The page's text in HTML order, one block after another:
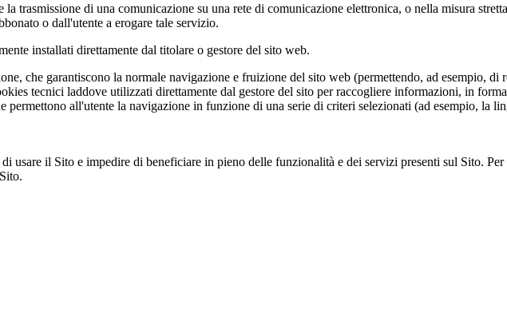
trasmissione di una comunicazione su una rete di comunicazione elettronica, o nella misura
o dall'utente a erogare tale servizio.
installati direttamente dal titolare o gestore del sito web.
che garantiscono la normale navigazione e fruizione del sito web (permettendo, ad esempio, di
tecnici laddove utilizzati direttamente dal gestore del sito per raccogliere informazioni, in
permettono all'utente la navigazione in funzione di una serie di criteri selezionati (ad esempio, la
usare il Sito e impedire di beneficiare in pieno delle funzionalità e dei servizi presenti sul Sito.